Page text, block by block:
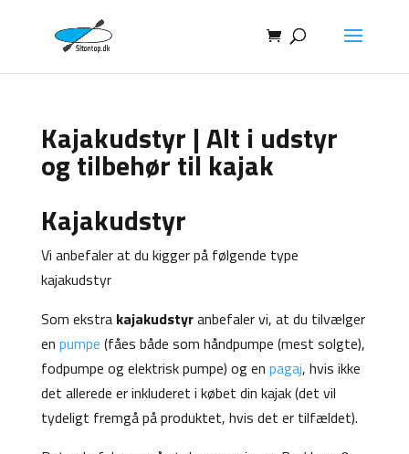
Kajakudstyr | Alt i udstyr
og tilbehør til kajak
Kajakudstyr
Vi anbefaler at du kigger på følgende type
kajakudstyr
Som ekstra kajakudstyranbefaler vi, at du tilvælger
en pumpe (fåes både som håndpumpe (mest solgte),
fodpumpe og elektrisk pumpe) og en pagaj, hvis ikke
det allerede er inkluderet i købet din kajak (det vil
tydeligt fremgå på produktet, hvis det er tilfældet).